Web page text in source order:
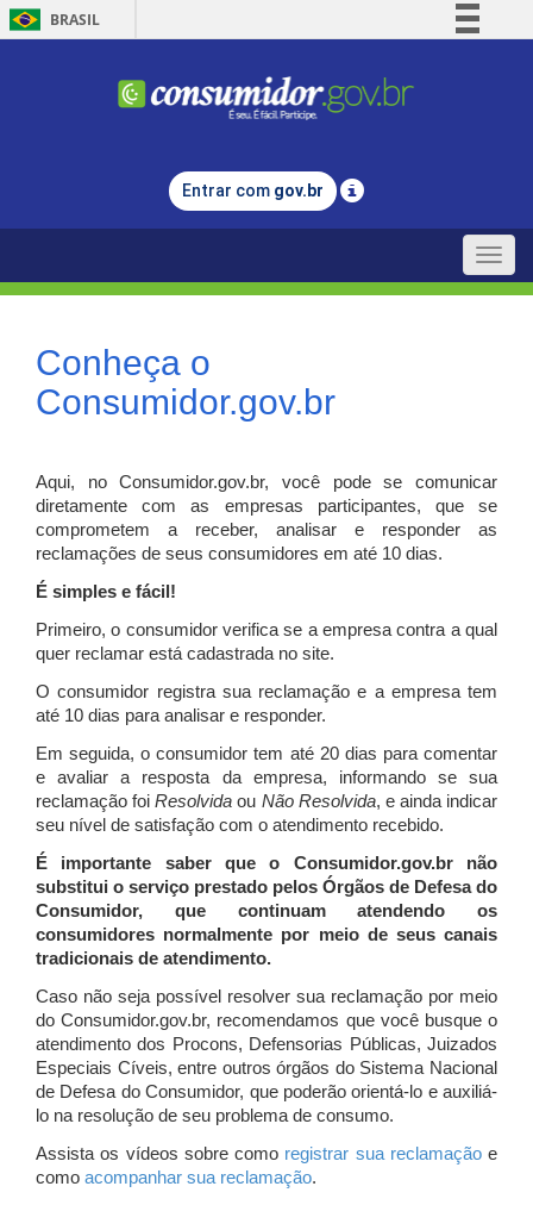
BRASIL
Comunica BR
Legislação
Entrar com gov.br
Toggle
Conheça o
Consumidor.gov.br
Aqui, no Consumidor.gov.br, você pode se comunicar
diretamente com as empresas participantes, que se
comprometem a receber, analisar e responder as
reclamações de seus consumidores em até 10 dias.
É simples e fácil!
Primeiro, o consumidor verifica se a empresa contra a qual
quer reclamar está cadastrada no site.
O consumidor registra sua reclamação e a empresa tem
até 10 dias para analisar e responder.
Em seguida, o consumidor tem até 20 dias para comentar
e avaliar a resposta da empresa, informando se sua
reclamação foiResolvida ou Não Resolvida, e ainda indicar
seu nível de satisfação com o atendimento recebido.
É importante saber que o Consumidor.gov.br não
substitui o serviço prestado pelos Órgãos de Defesa do
Consumidor, que continuam atendendo os
consumidores normalmente por meio de seus canais
tradicionais de atendimento.
Caso não seja possível resolver sua reclamação por meio
do Consumidor.gov.br, recomendamos que você busque o
atendimento dos Procons, Defensorias Públicas, Juizados
Especiais Cíveis, entre outros órgãos do Sistema Nacional
de Defesa do Consumidor, que poderão orientá-lo e auxiliá-
lo na resolução de seu problema de consumo.
Assista os vídeos sobre como registrar sua reclamaçãoe
como acompanhar sua reclamação.